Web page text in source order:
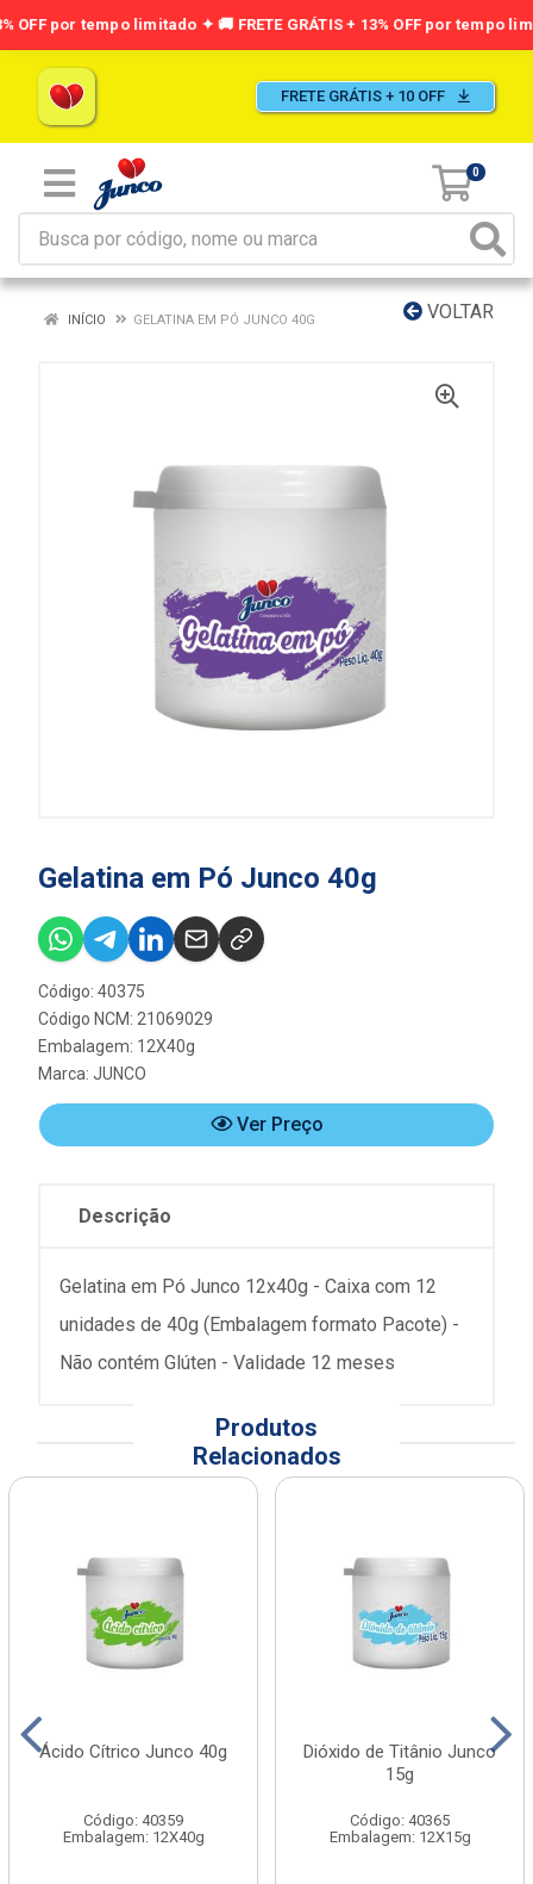
FRETE GRÁTIS + 10 OFF
0
VOLTAR
INÍCIO GELATINA EM PÓ JUNCO 40G
Gelatina em Pó Junco 40g
Código: 40375
Código NCM: 21069029
Embalagem: 12X40g
Marca: JUNCO
Ver Preço
Descrição
Gelatina em Pó Junco 12x40g - Caixa com 12
unidades de 40g (Embalagem formato Pacote) -
Não contém Glúten - Validade 12 meses
Produtos
Relacionados
Ácido Cítrico Junco 40g
Código: 40359
Embalagem: 12X40g
Dióxido de Titânio Junco
15g
Código: 40365
Embalagem: 12X15g